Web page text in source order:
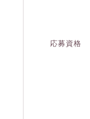
応募資格